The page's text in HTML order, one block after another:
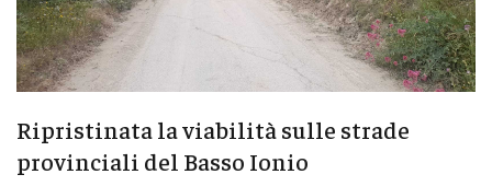
Ripristinata la viabilità sulle strade
provinciali del Basso Ionio